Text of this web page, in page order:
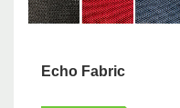
Echo Fabric